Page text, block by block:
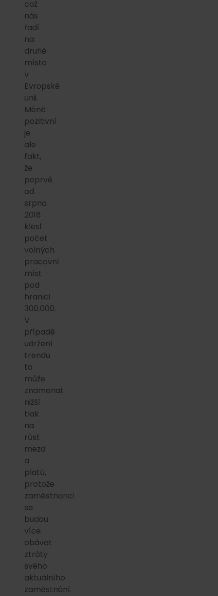
což
nás
řadí
na
druhé
místo
v
Evropské
unii.
Méně
pozitivní
je
ale
fakt,
že
poprvé
od
srpna
2018
klesl
počet
volných
pracovní
míst
pod
hranici
300.000.
V
případě
udržení
trendu
to
může
znamenat
nižší
tlak
na
růst
mezd
a
platů,
protože
zaměstnanci
se
budou
více
obávat
ztráty
svého
aktuálního
zaměstnání.